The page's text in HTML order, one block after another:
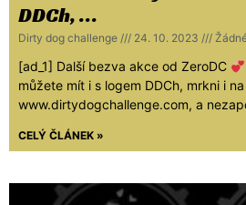
DDCh, …
Dirty dog challenge 24. 10. 2023
[ad_1] Další bezva akce od ZeroDC
můžete mít i s logem DDCh, mrkni i
www.dirtydogchallenge.com, a
CELÝ ČLÁNEK »